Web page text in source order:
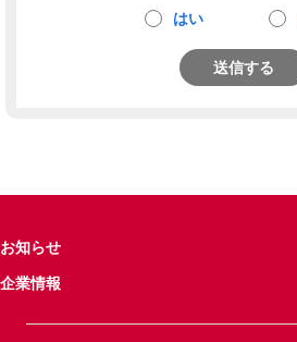
はい
送信する
お知らせ
企業情報